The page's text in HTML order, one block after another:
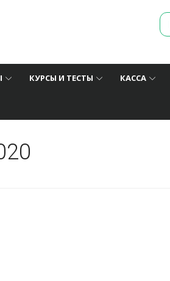
КУРСЫ И ТЕСТЫ КАССА